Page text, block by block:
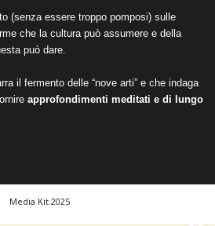
(senza essere troppo pomposi) sulle
che la cultura può assumere e della
può dare.
il fermento delle “nove arti” e che indaga
approfondimenti meditati e di lungo
Media Kit 2025